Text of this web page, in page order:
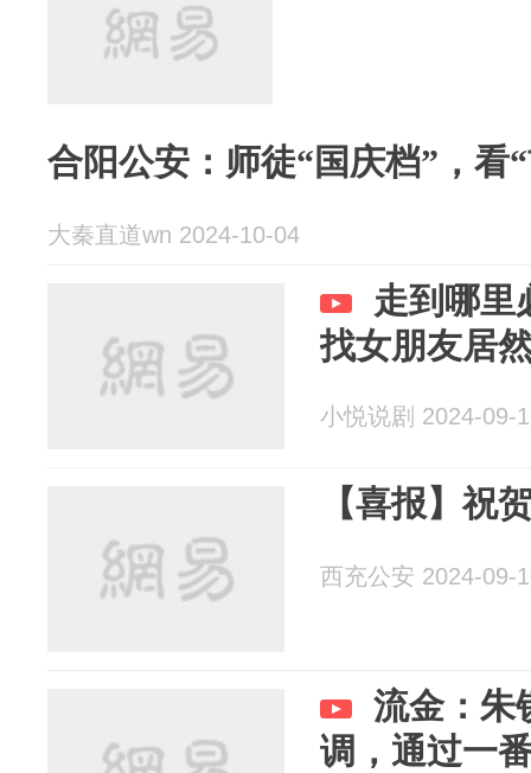
合阳公安：师徒“国庆档”，看
大秦直道wn 2024-10-04
走到哪里
找女朋友居
小悦说剧 2024-09-
【喜报】祝
西充公安 2024-09-
流金：朱
调，通过一